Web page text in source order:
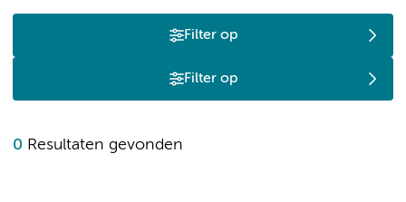
Filter op
Filter op
0 Resultaten gevonden